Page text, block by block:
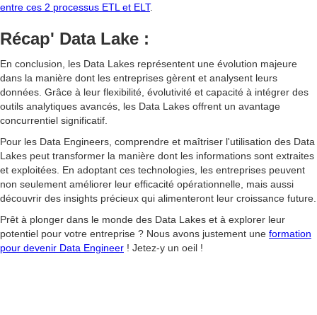
entre ces 2 processus ETL et ELT.
Récap' Data Lake :
En conclusion, les Data Lakes représentent une évolution majeure
dans la manière dont les entreprises gèrent et analysent leurs
données. Grâce à leur flexibilité, évolutivité et capacité à intégrer des
outils analytiques avancés, les Data Lakes offrent un avantage
concurrentiel significatif.
Pour les Data Engineers, comprendre et maîtriser l'utilisation des Data
Lakes peut transformer la manière dont les informations sont extraites
et exploitées. En adoptant ces technologies, les entreprises peuvent
non seulement améliorer leur efficacité opérationnelle, mais aussi
découvrir des insights précieux qui alimenteront leur croissance future.
Prêt à plonger dans le monde des Data Lakes et à explorer leur
potentiel pour votre entreprise ? Nous avons justement une formation
pour devenir Data Engineer ! Jetez-y un oeil !